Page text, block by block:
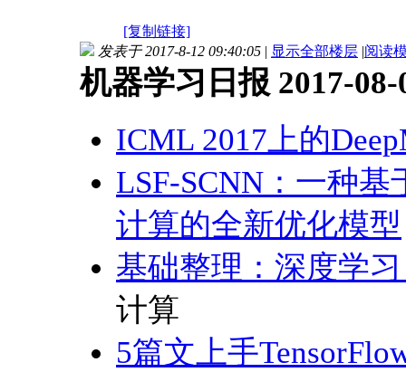
[复制链接]
发表于 2017-8-12 09:40:05 | 显示全部楼层 |阅读
机器学习日报 2017-08-
ICML 2017上的
LSF-SCNN：一种
计算的全新优化模型
基础整理：深度学
计算
5篇文上手